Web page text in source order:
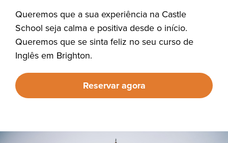
Queremos que a sua experiência na Castle
School seja calma e positiva desde o início.
Queremos que se sinta feliz no seu curso de
Inglês em Brighton.
Reservar agora